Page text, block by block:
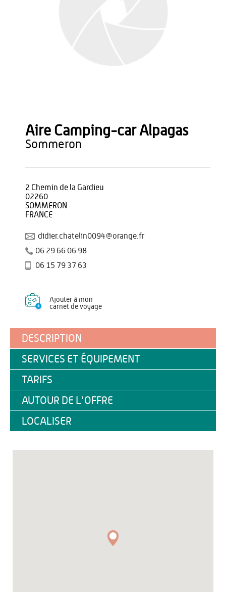
Aire Camping-car Alpagas
sommeron
2 Chemin de la Gardieu
02260
SOMMERON
FRANCE
didier.chatelin0094@orange.fr
06 29 66 06 98
06 15 79 37 63
Ajouter à mon
carnet de voyage
DESCRIPTION
SERVICES ET ÉQUIPEMENT
TARIFS
AUTOUR DE L'OFFRE
LOCALISER